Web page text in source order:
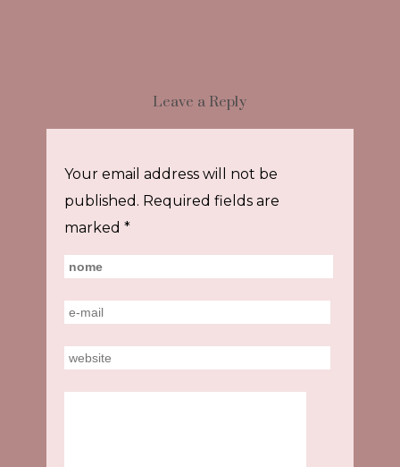
Leave a Reply
Your email address will not be
published. Required fields are
marked *